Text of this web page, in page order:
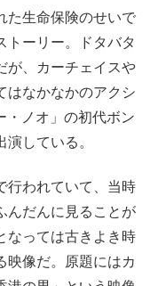
た生命保険のせいで
トーリー。ドタバタ
が、カーチェイスや
はなかなかのアクシ
・ノオ」の初代ボン
している。
行われていて、当時
んだんに見ることが
なっては古きよき時
映像だ。原題にはカ